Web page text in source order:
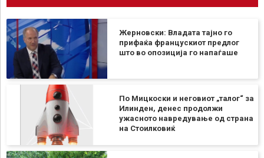
Жерновски: Владата тајно го
прифаќа францускиот предлог
што во опозиција го напаѓаше
По Мицкоски и неговиот „талог“ за
Илинден, денес продолжи
ужасното навредување од страна
на Стоилковиќ